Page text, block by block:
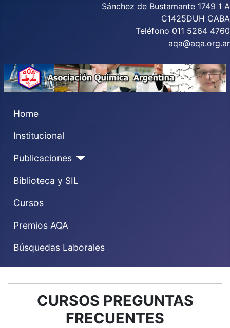
Sánchez de Bustamante 1749 1 A
C1425DUH CABA
Teléfono 011 5264 4760
aqa@aqa.org.ar
Home
Institucional
Publicaciones
Biblioteca y SIL
Cursos
Premios AQA
Búsquedas Laborales
CURSOS PREGUNTAS
FRECUENTES